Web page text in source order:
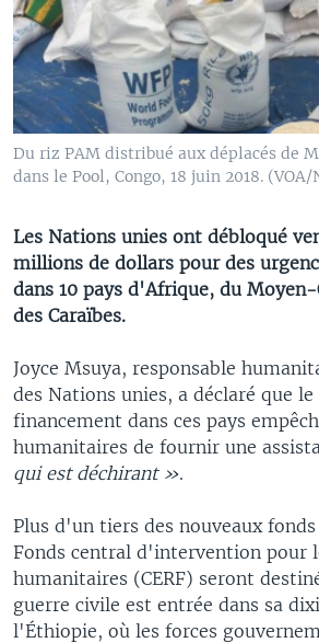
Du riz PAM distribué aux déplacés de
dans le Pool, Congo, 18 juin 2018. (VOA/
Les Nations unies ont débloqué
millions de dollars pour des
dans 10 pays d'Afrique, du
des Caraïbes.
Joyce Msuya, responsable
des Nations unies, a déclaré que le
financement dans ces pays
humanitaires de fournir une
qui est déchirant ».
Plus d'un tiers des nouveaux
Fonds central d'intervention pour
humanitaires (CERF) seront
guerre civile est entrée dans sa
l'Éthiopie, où les forces